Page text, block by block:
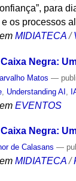
para
os processos
MIDIATECA /
Negra:
Matos —
Understanding AI
EVENTOS
Negra:
de Calasans —
MIDIATECA /